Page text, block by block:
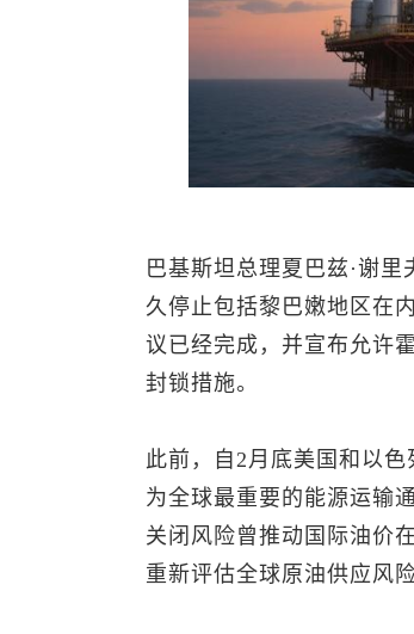
巴基斯坦总理夏巴兹·谢
久停止包括黎巴嫩地区在
议已经完成，并宣布允许
封锁措施。
此前，自2月底美国和以
为全球最重要的能源运输
关闭风险曾推动国际油价
重新评估全球原油供应风